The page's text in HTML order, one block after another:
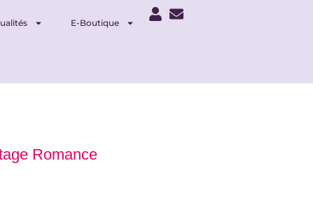
E-Boutique
Romance